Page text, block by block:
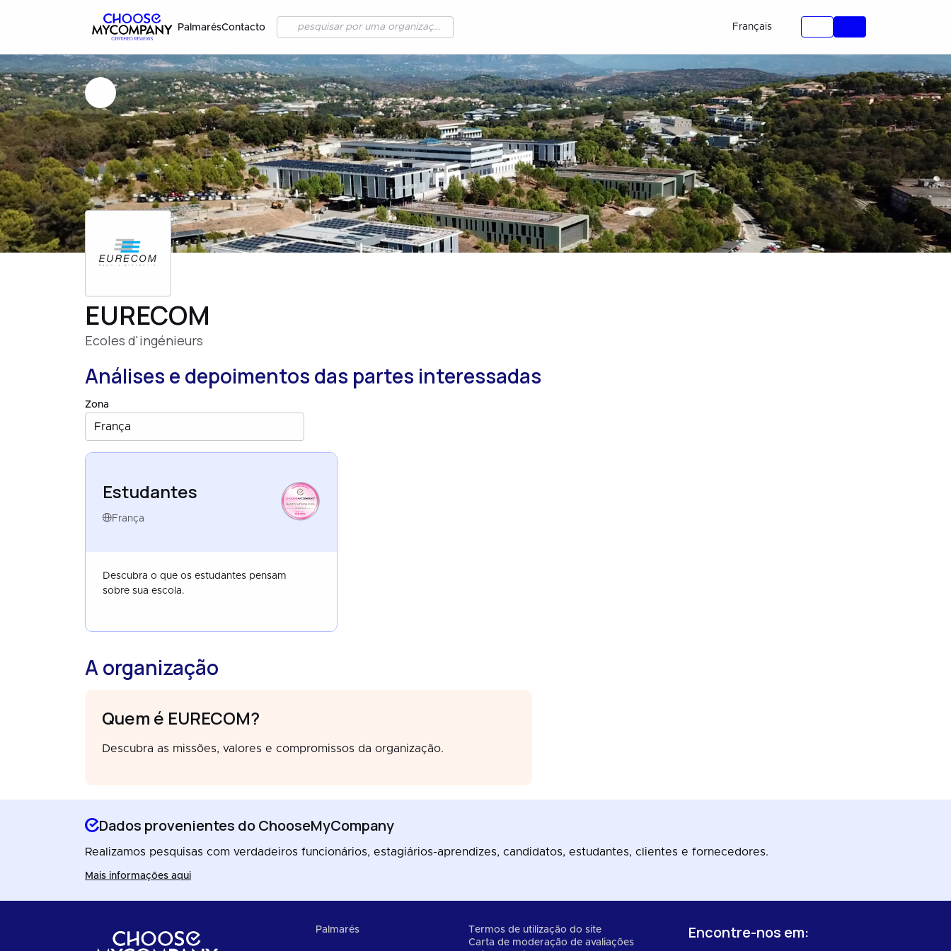
PalmarésContacto Français
EURECOM
Ecoles d'ingénieurs
Análises e depoimentos das partes interessadas
Zona
França
Estudantes
França
HAPPYATSCHOOL
FRANCE
FEB 2026
Descubra o que os estudantes pensam
sobre sua escola.
A organização
Quem é EURECOM?
Descubra as missões, valores e compromissos da organização.
Dados provenientes do ChooseMyCompany
Realizamos pesquisas com verdadeiros funcionários, estagiários-aprendizes, candidatos, estudantes, clientes e fornecedores.
Mais informações aqui
Palmarés
Termos de utilização do site
Carta de moderação de avaliações
Encontre-nos em: